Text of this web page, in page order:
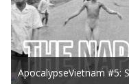
ApocalypseVietnam #5: